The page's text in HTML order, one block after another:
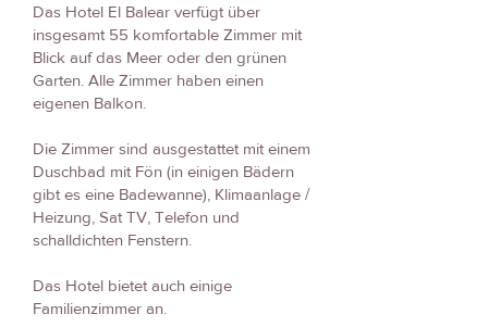
Das Hotel El Balear verfügt über
insgesamt 55 komfortable Zimmer mit
Blick auf das Meer oder den grünen
Garten. Alle Zimmer haben einen
eigenen Balkon.
Die Zimmer sind ausgestattet mit einem
Duschbad mit Fön (in einigen Bädern
gibt es eine Badewanne), Klimaanlage /
Heizung, Sat TV, Telefon und
schalldichten Fenstern.
Das Hotel bietet auch einige
Familienzimmer an.